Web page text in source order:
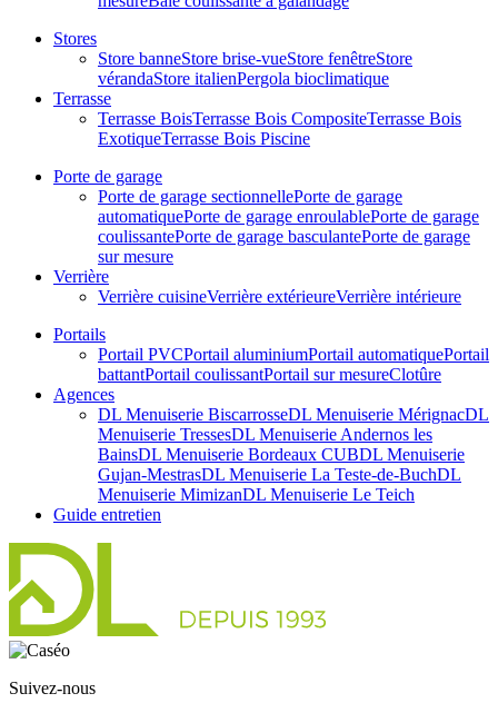
Stores
Store banneStore brise-vueStore fenêtreStore
vérandaStore italienPergola bioclimatique
Terrasse
Terrasse BoisTerrasse Bois CompositeTerrasse Bois
ExotiqueTerrasse Bois Piscine
Porte de garage
Porte de garage sectionnellePorte de garage
automatiquePorte de garage enroulablePorte de garage
coulissantePorte de garage basculantePorte de garage
sur mesure
Verrière
Verrière cuisineVerrière extérieureVerrière intérieure
Portails
Portail PVCPortail aluminiumPortail automatiquePortail
battantPortail coulissantPortail sur mesureClotûre
Agences
DL Menuiserie BiscarrosseDL Menuiserie MérignacDL
Menuiserie TressesDL Menuiserie Andernos les
BainsDL Menuiserie Bordeaux CUBDL Menuiserie
Gujan-MestrasDL Menuiserie La Teste-de-BuchDL
Menuiserie MimizanDL Menuiserie Le Teich
Guide entretien
Suivez-nous